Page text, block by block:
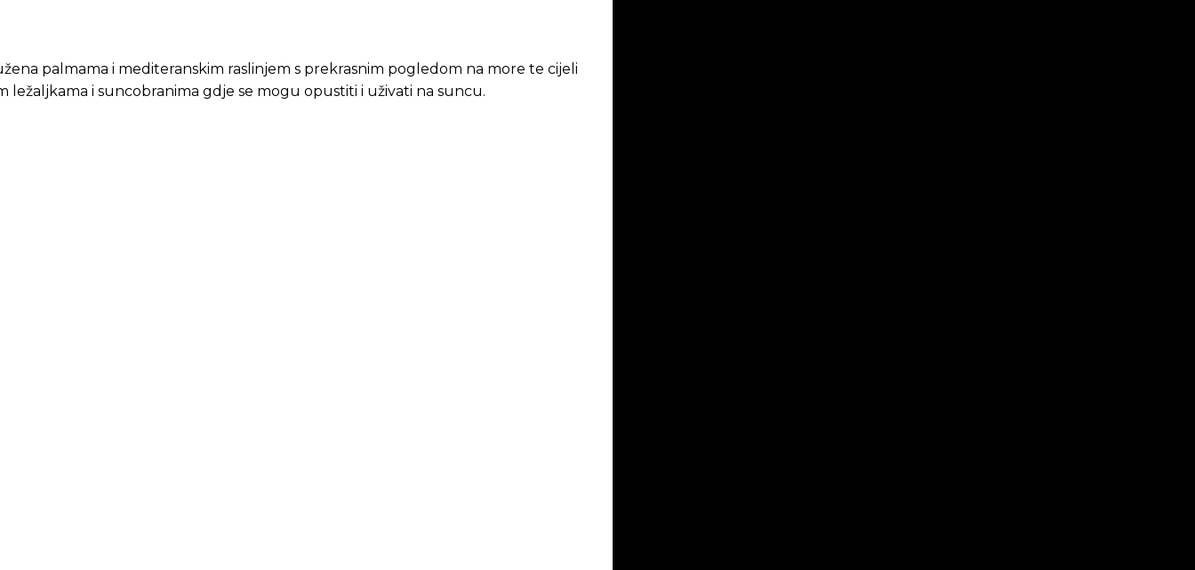
palmama i mediteranskim raslinjem s prekrasnim pogledom na more te cijeli
ležaljkama i suncobranima gdje se mogu opustiti i uživati na suncu.